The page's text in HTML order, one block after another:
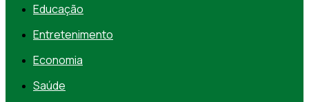
Educação
Entretenimento
Economia
Saúde